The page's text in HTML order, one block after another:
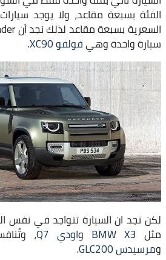
الفئة بسبعة مقاعد، ولا يوجد
سيارة واحدة وهيفولفو XC90 .
لكن نجد ان السيارة تتواجد في نفس
مثل BMW X3 واودي Q7 ،
ومرسيدس GLC200 .